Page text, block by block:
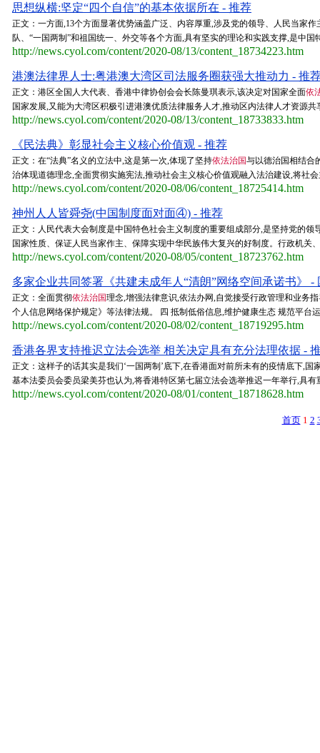
思想纵横:坚定“四个自信”的基本依据所在 - 推荐
正文：一方面,13个方面显著优势涵盖广泛、内容厚重,涉及党的领导、人民当家作
队、“一国两制”和祖国统一、外交等各个方面,具有坚实的理论和实践支撑,是中
http://news.cyol.com/content/2020-08/13/content_18734223.htm
港澳法律界人士:粤港澳大湾区司法服务圈获强大推动力 - 推
正文：港区全国人大代表、香港中律协创会会长陈曼琪表示,该决定对国家全面依
国家发展,又能为大湾区积极引进港澳优质法律服务人才,推动区内法律人才资源
http://news.cyol.com/content/2020-08/13/content_18733833.htm
《民法典》彰显社会主义核心价值观 - 推荐
正文：在“法典”名义的立法中,这是第一次,体现了坚持依法治国与以德治国相结合
治体现道德理念,全面贯彻实施宪法,推动社会主义核心价值观融入法治建设,将社
http://news.cyol.com/content/2020-08/06/content_18725414.htm
神州人人皆舜尧(中国制度面对面④) - 推荐
正文：人民代表大会制度是中国特色社会主义制度的重要组成部分,是坚持党的领
国家性质、保证人民当家作主、保障实现中华民族伟大复兴的好制度。行政机
http://news.cyol.com/content/2020-08/05/content_18723762.htm
多家企业共同签署《共建未成年人“清朗”网络空间承诺书》 -
正文：全面贯彻依法治国理念,增强法律意识,依法办网,自觉接受行政管理和业务
个人信息网络保护规定》等法律法规。 四 抵制低俗信息,维护健康生态 规范平
http://news.cyol.com/content/2020-08/02/content_18719295.htm
香港各界支持推迟立法会选举 相关决定具有充分法理依据 -
正文：这样子的话其实是我们‘一国两制’底下,在香港面对前所未有的疫情底下,
基本法委员会委员梁美芬也认为,将香港特区第七届立法会选举推迟一年举行,具
http://news.cyol.com/content/2020-08/01/content_18718628.htm
首页 1 2